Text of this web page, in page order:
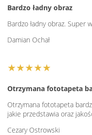
Bardzo ładny obraz
Bardzo ładny obraz. Super
Damian Ochał
★★★★★
Otrzymana fototapeta
Otrzymana fototapeta
jakie przedstawia oraz
Cezary Ostrowski